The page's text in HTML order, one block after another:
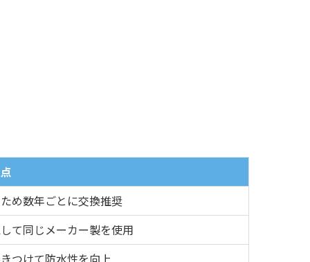
め数年ごとに交換推奨
て同じメーカー製を使用
つけて防水性を向上